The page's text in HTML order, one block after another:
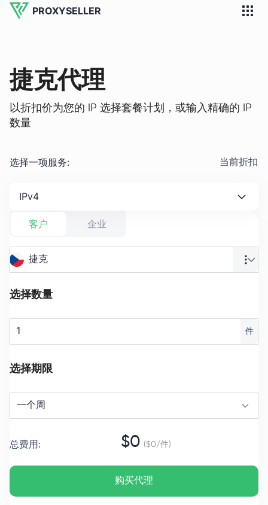
PROXYSELLER
捷克代理
以折扣价为您的 IP 选择套餐计划，或输入精确的 IP
数量
选择一项服务: 当前折扣
IPv4
客户 企业
捷克
选择数量
件
选择期限
一个周
总费用 : $0 ($0/件)
购买代理